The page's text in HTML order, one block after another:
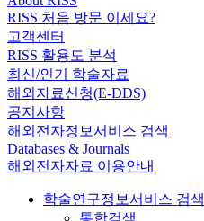
RISS 처음 방문 이세요?
고객센터
RISS 활용도 분석
최신/인기 학술자료
해외자료신청(E-DDS)
공지사항
해외전자정보서비스 검색
Databases & Journals
해외전자자료 이용안내
학술연구정보서비스 검색